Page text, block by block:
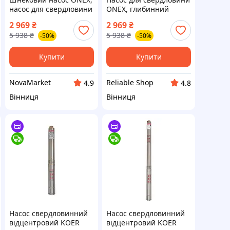
насос для свердловини
насос для води,
занурювальний насос
2 969₴
5 938 ₴ -50%
Купити
NovaMarket
4.9
Вінниця
ONEX, глибинний
шнековий насос,
занурювальний насос
до 60 м
2 969₴
5 938 ₴ -50%
Купити
Reliable Shop
4.8
Вінниця
Насос свердловинний
відцентровий KOER
Насос свердловинний
відцентровий KOER